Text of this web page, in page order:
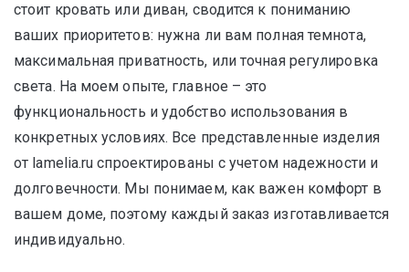
стоит кровать или диван, сводится к пониманию
ваших приоритетов: нужна ли вам полная темнота,
максимальная приватность, или точная регулировка
света. На моем опыте, главное – это
функциональность и удобство использования в
конкретных условиях. Все представленные изделия
от lamelia.ru спроектированы с учетом надежности и
долговечности. Мы понимаем, как важен комфорт в
вашем доме, поэтому каждый заказ изготавливается
индивидуально.